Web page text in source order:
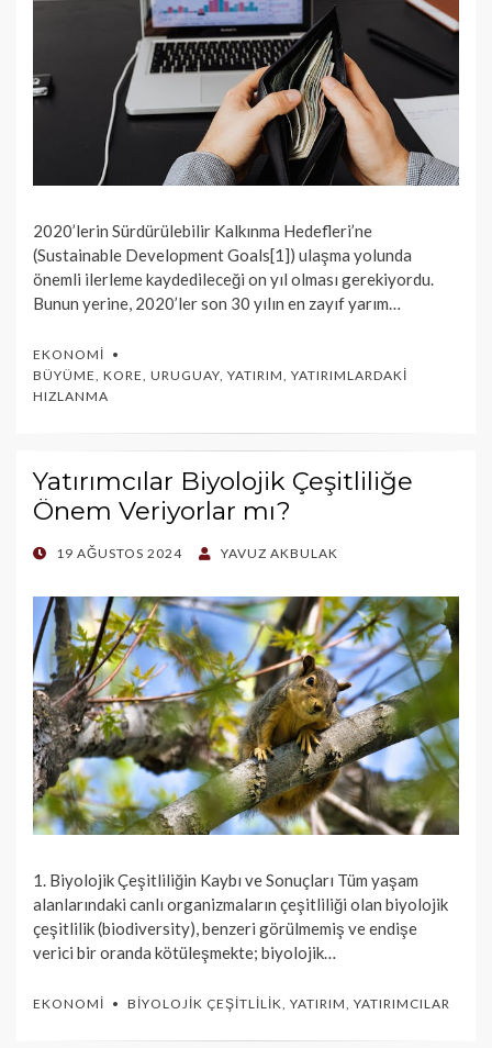
2020’lerin Sürdürülebilir Kalkınma Hedefleri’ne
(Sustainable Development Goals[1]) ulaşma yolunda
önemli ilerleme kaydedileceği on yıl olması gerekiyordu.
Bunun yerine, 2020’ler son 30 yılın en zayıf yarım…
EKONOMI
BÜYÜME KORE URUGUAY YATIRIM YATIRIMLARDAKI
HIZLANMA
Yatırımcılar Biyolojik Çeşitliliğe
Önem Veriyorlar mı?
POSTED
19 AĞUSTOS 2024 YAVUZ AKBULAK
1. Biyolojik Çeşitliliğin Kaybı ve Sonuçları Tüm yaşam
alanlarındaki canlı organizmaların çeşitliliği olan biyolojik
çeşitlilik (biodiversity), benzeri görülmemiş ve endişe
verici bir oranda kötüleşmekte; biyolojik…
EKONOMI BIYOLOJIK ÇEŞITLILIK, YATIRIM, YATIRIMCILAR